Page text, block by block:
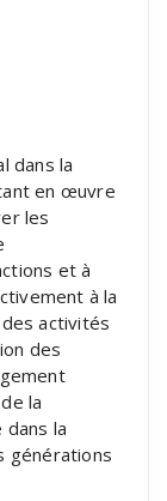
dans la
en œuvre
les
et à
à la
activités
des
la
la
générations